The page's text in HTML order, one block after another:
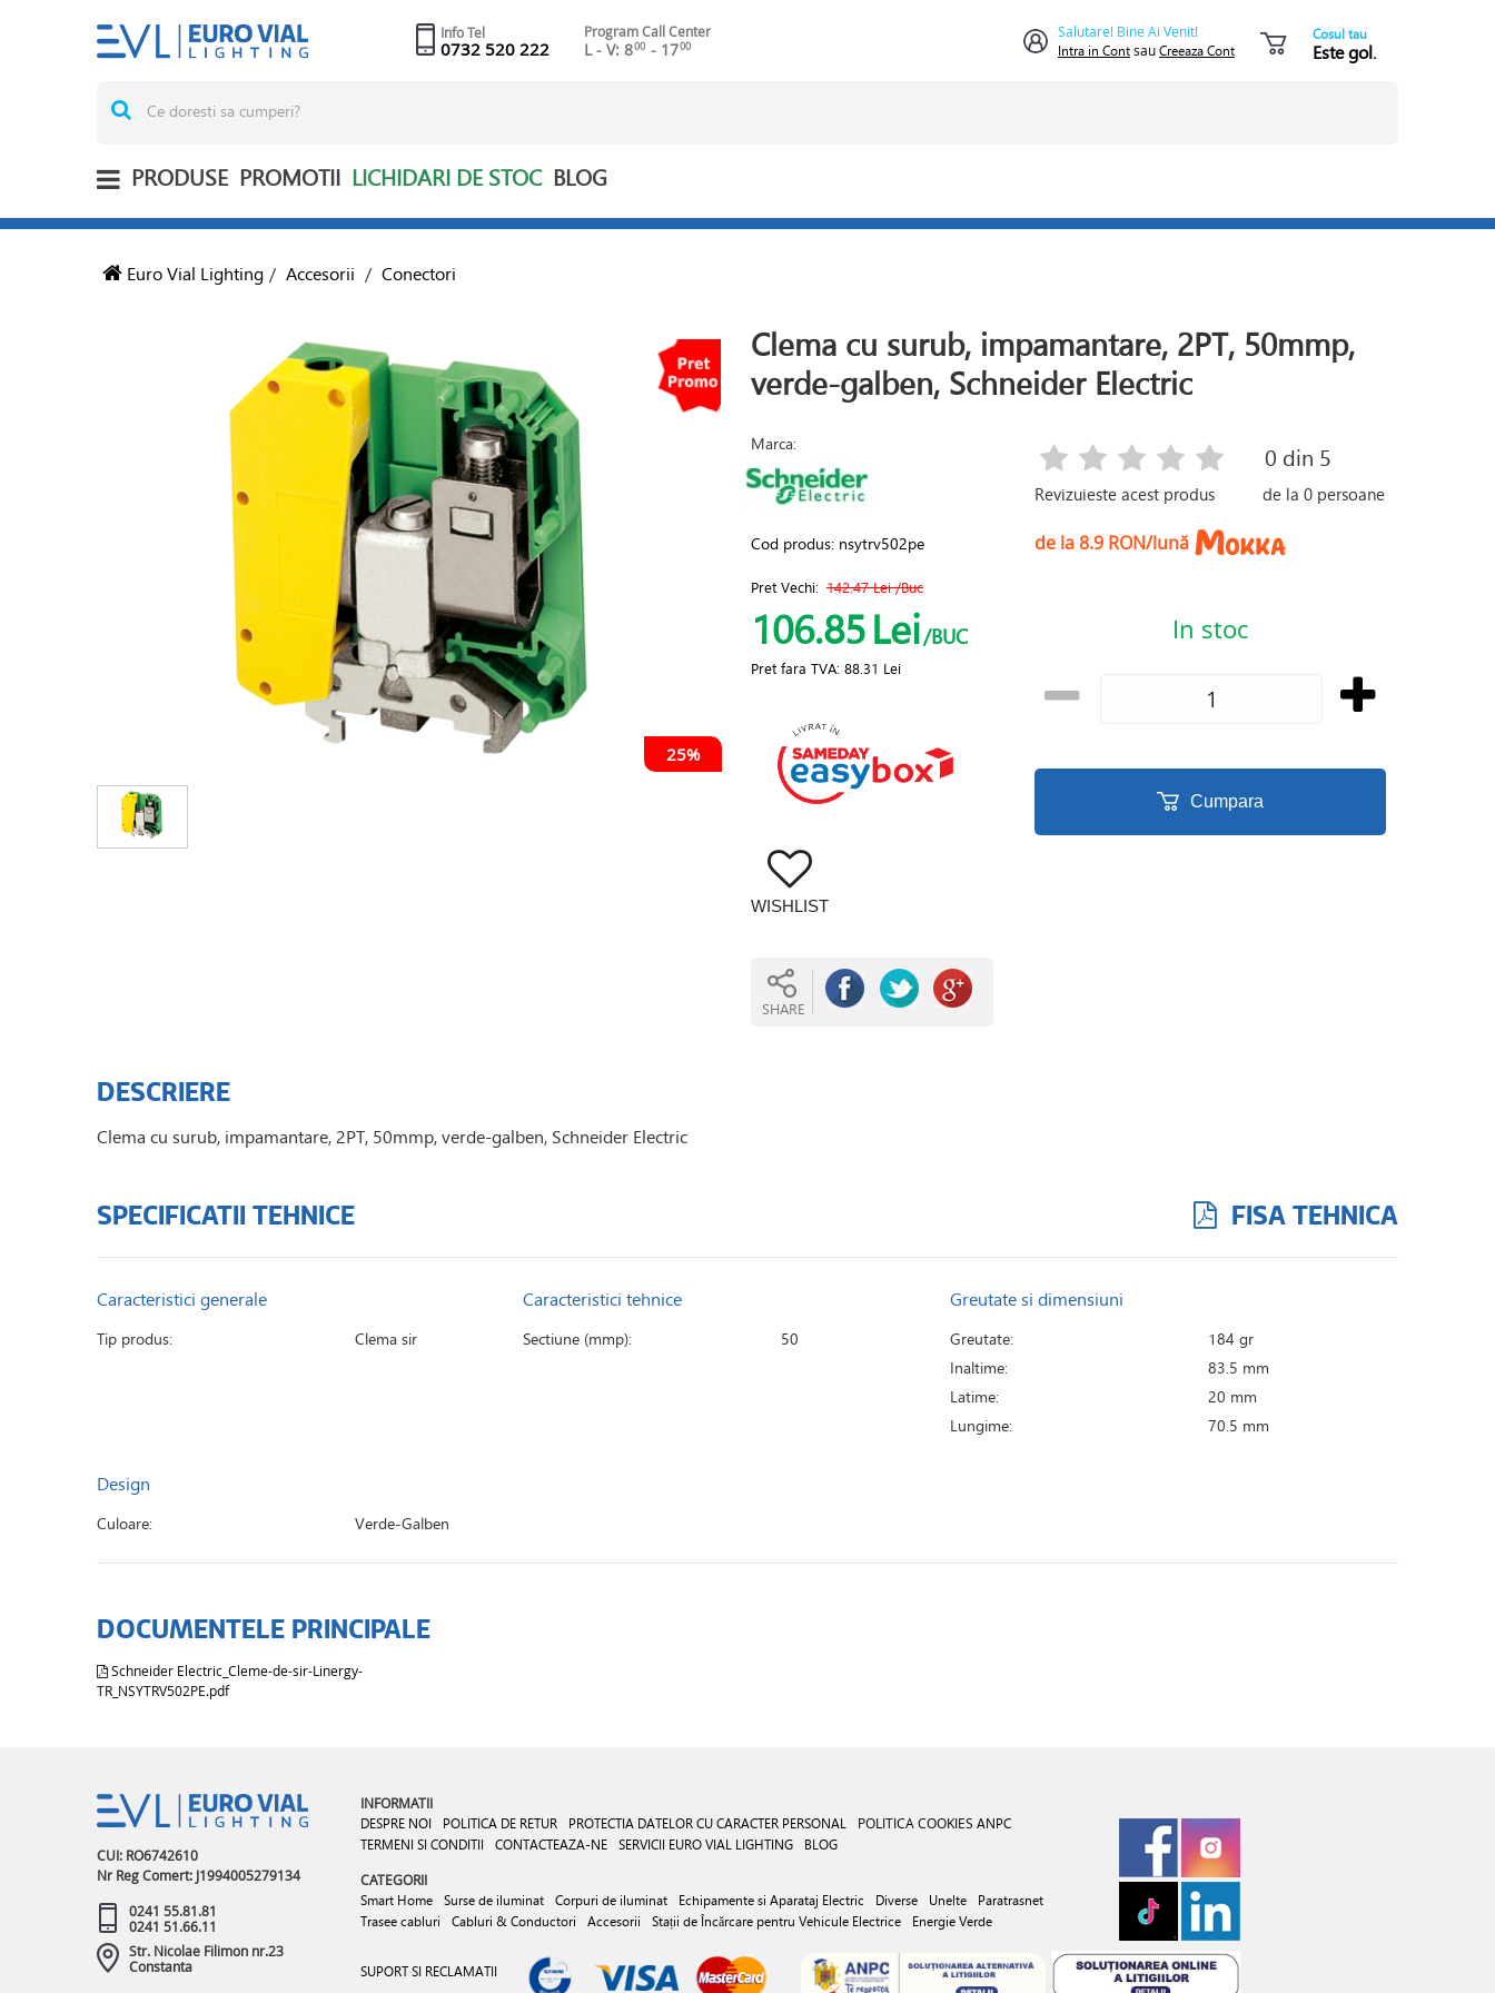
Info Tel
0732 520 222
Program Call Center
L - V: 800 - 1700
Salutare! Bine Ai Venit!
Intra in ContsauCreeaza Cont
Cosul tau
Este gol.
PRODUSE PROMOTII LICHIDARI DE STOC BLOG
Euro Vial Lighting / Accesorii / Conectori
25%
Clema cu surub, impamantare, 2PT, 50mmp,
verde-galben, Schneider Electric
Marca:
Cod produs: nsytrv502pe
Pret Vechi: 142.47 Lei/Buc
106.85Lei/BUC
Pret fara TVA: 88.31 Lei
WISHLIST
SHARE
Revizuieste acest produs
0 din 5
de la0 persoane
de la 8.9 RON/lună
In stoc
Cumpara
DESCRIERE
Clema cu surub, impamantare, 2PT, 50mmp, verde-galben, Schneider Electric
SPECIFICATII TEHNICE FISA TEHNICA
Caracteristici generale
Tip produs: Clema sir
Caracteristici tehnice
Sectiune (mmp): 50
Greutate si dimensiuni
Greutate:
184 gr
Inaltime:
83.5 mm
Latime:
20 mm
Lungime:
70.5 mm
Design
Culoare: Verde-Galben
DOCUMENTELE PRINCIPALE
Schneider Electric_Cleme-de-sir-Linergy-
TR_NSYTRV502PE.pdf
CUI: RO6742610
Nr Reg Comert: J1994005279134
0241 55.81.81
0241 51.66.11
Str. Nicolae Filimon nr.23
Constanta
INFORMATII
DESPRE NOI POLITICA DE RETUR PROTECTIA DATELOR CU CARACTER PERSONAL POLITICA COOKIES ANPC
TERMENI SI CONDITII
CONTACTEAZA-NE SERVICII EURO VIAL LIGHTING BLOG
CATEGORII
Smart Home Surse de iluminat Corpuri de iluminat Echipamente si Aparataj Electric Diverse Unelte
Paratrasnet
Trasee cabluri
Cabluri & Conductori Accesorii Stații de Încărcare pentru Vehicule Electrice Energie Verde
SUPORT SI RECLAMATII